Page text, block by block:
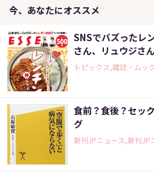
今、あなたにオススメ
SNSでバズったレ
さん、リュウジさ
トピックス,雑誌・ムック
食前？食後？セッ
グ
新刊JPニュース,新刊JP